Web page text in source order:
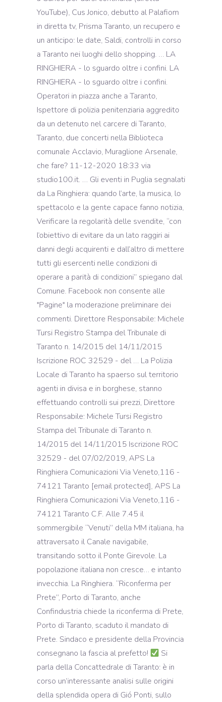
YouTube), Cus Jonico, debutto al Palafiom
in diretta tv, Prisma Taranto, un recupero e
un anticipo: le date, Saldi, controlli in corso
a Taranto nei luoghi dello shopping. … LA
RINGHIERA - lo sguardo oltre i confini. LA
RINGHIERA - lo sguardo oltre i confini.
Operatori in piazza anche a Taranto,
Ispettore di polizia penitenziaria aggredito
da un detenuto nel carcere di Taranto,
Taranto, due concerti nella Biblioteca
comunale Acclavio, Muraglione Arsenale,
che fare? 11-12-2020 18:33 via
studio100.it. … Gli eventi in Puglia segnalati
da La Ringhiera: quando l’arte, la musica, lo
spettacolo e la gente capace fanno notizia,
Verificare la regolarità delle svendite, “con
l’obiettivo di evitare da un lato raggiri ai
danni degli acquirenti e dall’altro di mettere
tutti gli esercenti nelle condizioni di
operare a parità di condizioni” spiegano dal
Comune. Facebook non consente alle
"Pagine" la moderazione preliminare dei
commenti. Direttore Responsabile: Michele
Tursi Registro Stampa del Tribunale di
Taranto n. 14/2015 del 14/11/2015
Iscrizione ROC 32529 - del … La Polizia
Locale di Taranto ha spaerso sul territorio
agenti in divisa e in borghese, stanno
effettuando controlli sui prezzi, Direttore
Responsabile: Michele Tursi Registro
Stampa del Tribunale di Taranto n.
14/2015 del 14/11/2015 Iscrizione ROC
32529 - del 07/02/2019, APS La
Ringhiera Comunicazioni Via Veneto,116 -
74121 Taranto [email protected], APS La
Ringhiera Comunicazioni Via Veneto,116 -
74121 Taranto C.F. Alle 7.45 il
sommergibile “Venuti” della MM italiana, ha
attraversato il Canale navigabile,
transitando sotto il Ponte Girevole. La
popolazione italiana non cresce… e intanto
invecchia. La Ringhiera. “Riconferma per
Prete”, Porto di Taranto, anche
Confindustria chiede la riconferma di Prete,
Porto di Taranto, scaduto il mandato di
Prete. Sindaco e presidente della Provincia
consegnano la fascia al prefetto!
Si
parla della Concattedrale di Taranto: è in
corso un’interessante analisi sulle origini
della splendida opera di Gió Ponti, sullo